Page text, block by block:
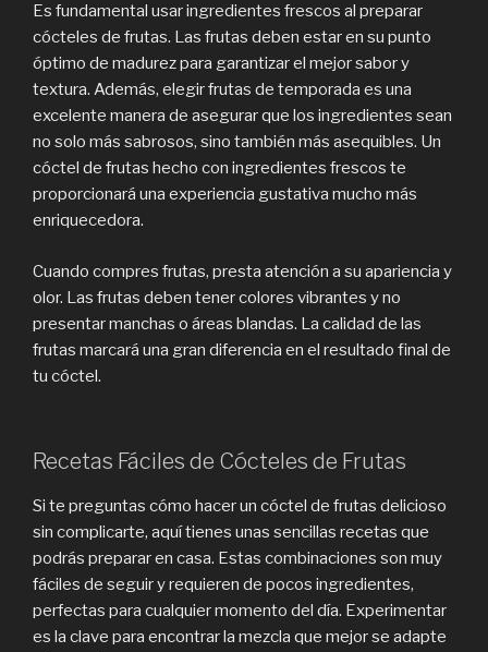
Es fundamental usar ingredientes frescos al preparar
cócteles de frutas. Las frutas deben estar en su punto
óptimo de madurez para garantizar el mejor sabor y
textura. Además, elegir frutas de temporada es una
excelente manera de asegurar que los ingredientes sean
no solo más sabrosos, sino también más asequibles. Un
cóctel de frutas hecho con ingredientes frescos te
proporcionará una experiencia gustativa mucho más
enriquecedora.
Cuando compres frutas, presta atención a su apariencia y
olor. Las frutas deben tener colores vibrantes y no
presentar manchas o áreas blandas. La calidad de las
frutas marcará una gran diferencia en el resultado final de
tu cóctel.
Recetas Fáciles de Cócteles de Frutas
Si te preguntas cómo hacer un cóctel de frutas delicioso
sin complicarte, aquí tienes unas sencillas recetas que
podrás preparar en casa. Estas combinaciones son muy
fáciles de seguir y requieren de pocos ingredientes,
perfectas para cualquier momento del día. Experimentar
es la clave para encontrar la mezcla que mejor se adapte